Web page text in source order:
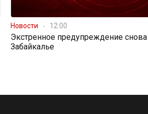
Новости 12:00
Экстренное предупреждение
Забайкалье